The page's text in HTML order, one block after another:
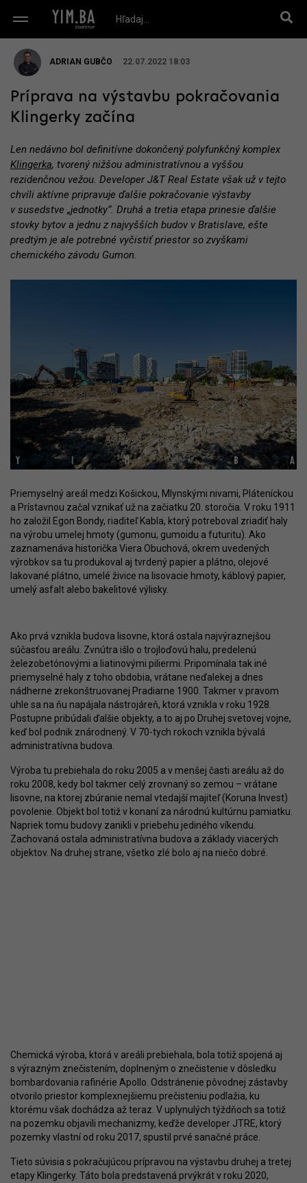
ADRIAN GUBČO 22.07.2022 18:03
Príprava na výstavbu pokračovania
Klingerky začína
Len nedávno bol definitívne dokončený polyfunkčný komplex
Klingerka, tvorený nižšou administratívnou a vyššou
rezidenčnou vežou. Developer J&T Real Estate však už v tejto
chvíli aktívne pripravuje ďalšie pokračovanie výstavby
v susedstve „jednotky“. Druhá a tretia etapa prinesie ďalšie
stovky bytov a jednu z najvyšších budov v Bratislave, ešte
predtým je ale potrebné vyčistiť priestor so zvyškami
chemického závodu Gumon.
Priemyselný areál medzi Košickou, Mlynskými nivami, Pláteníckou
a Prístavnou začal vznikať už na začiatku 20. storočia. V roku 1911
ho založil Egon Bondy, riaditeľ Kabla, ktorý potreboval zriadiť haly
na výrobu umelej hmoty (gumonu, gumoidu a futuritu). Ako
zaznamenáva historička Viera Obuchová, okrem uvedených
výrobkov sa tu produkoval aj tvrdený papier a plátno, olejové
lakované plátno, umelé živice na lisovacie hmoty, káblový papier,
umelý asfalt alebo bakelitové výlisky.
Ako prvá vznikla budova lisovne, ktorá ostala najvýraznejšou
súčasťou areálu. Zvnútra išlo o trojloďovú halu, predelenú
železobetónovými a liatinovými piliermi. Pripomínala tak iné
priemyselné haly z toho obdobia, vrátane neďalekej a dnes
nádherne zrekonštruovanej Pradiarne 1900. Takmer v pravom
uhle sa na ňu napájala nástrojáreň, ktorá vznikla v roku 1928.
Postupne pribúdali ďalšie objekty, a to aj po Druhej svetovej vojne,
keď bol podnik znárodnený. V 70-tych rokoch vznikla bývalá
administratívna budova.
Výroba tu prebiehala do roku 2005 a v menšej časti areálu až do
roku 2008, kedy bol takmer celý zrovnaný so zemou – vrátane
lisovne, na ktorej zbúranie nemal vtedajší majiteľ (Koruna Invest)
povolenie. Objekt bol totiž v konaní za národnú kultúrnu pamiatku.
Napriek tomu budovy zanikli v priebehu jediného víkendu.
Zachovaná ostala administratívna budova a základy viacerých
objektov. Na druhej strane, všetko zlé bolo aj na niečo dobré.
Chemická výroba, ktorá v areáli prebiehala, bola totiž spojená aj
s výrazným znečistením, doplneným o znečistenie v dôsledku
bombardovania rafinérie Apollo. Odstránenie pôvodnej zástavby
otvorilo priestor komplexnejšiemu prečisteniu podlažia, ku
ktorému však dochádza až teraz. V uplynulých týždňoch sa totiž
na pozemku objavili mechanizmy, keďže developer JTRE, ktorý
pozemky vlastní od roku 2017, spustil prvé sanačné práce.
Tieto súvisia s pokračujúcou prípravou na výstavbu druhej a tretej
etapy Klingerky. Táto bola predstavená prvýkrát v roku 2020,